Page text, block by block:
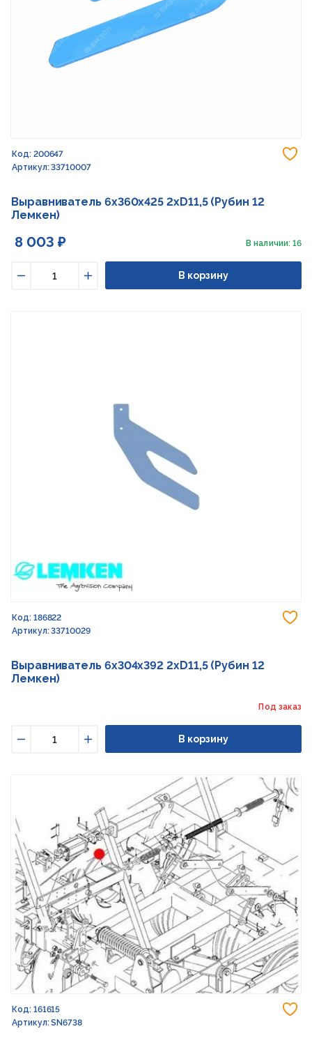
Код: 200647
Артикул: 33710007
Выравниватель 6х360х425 2хD11,5 (Рубин 12
Лемкен)
8 003 ₽ В наличии: 16
Увеличить
В корзину
Код: 186822
Артикул: 33710029
Выравниватель 6x304x392 2xD11,5 (Рубин 12
Лемкен)
Под заказ
Увеличить
В корзину
Код: 161615
Артикул: SN6738